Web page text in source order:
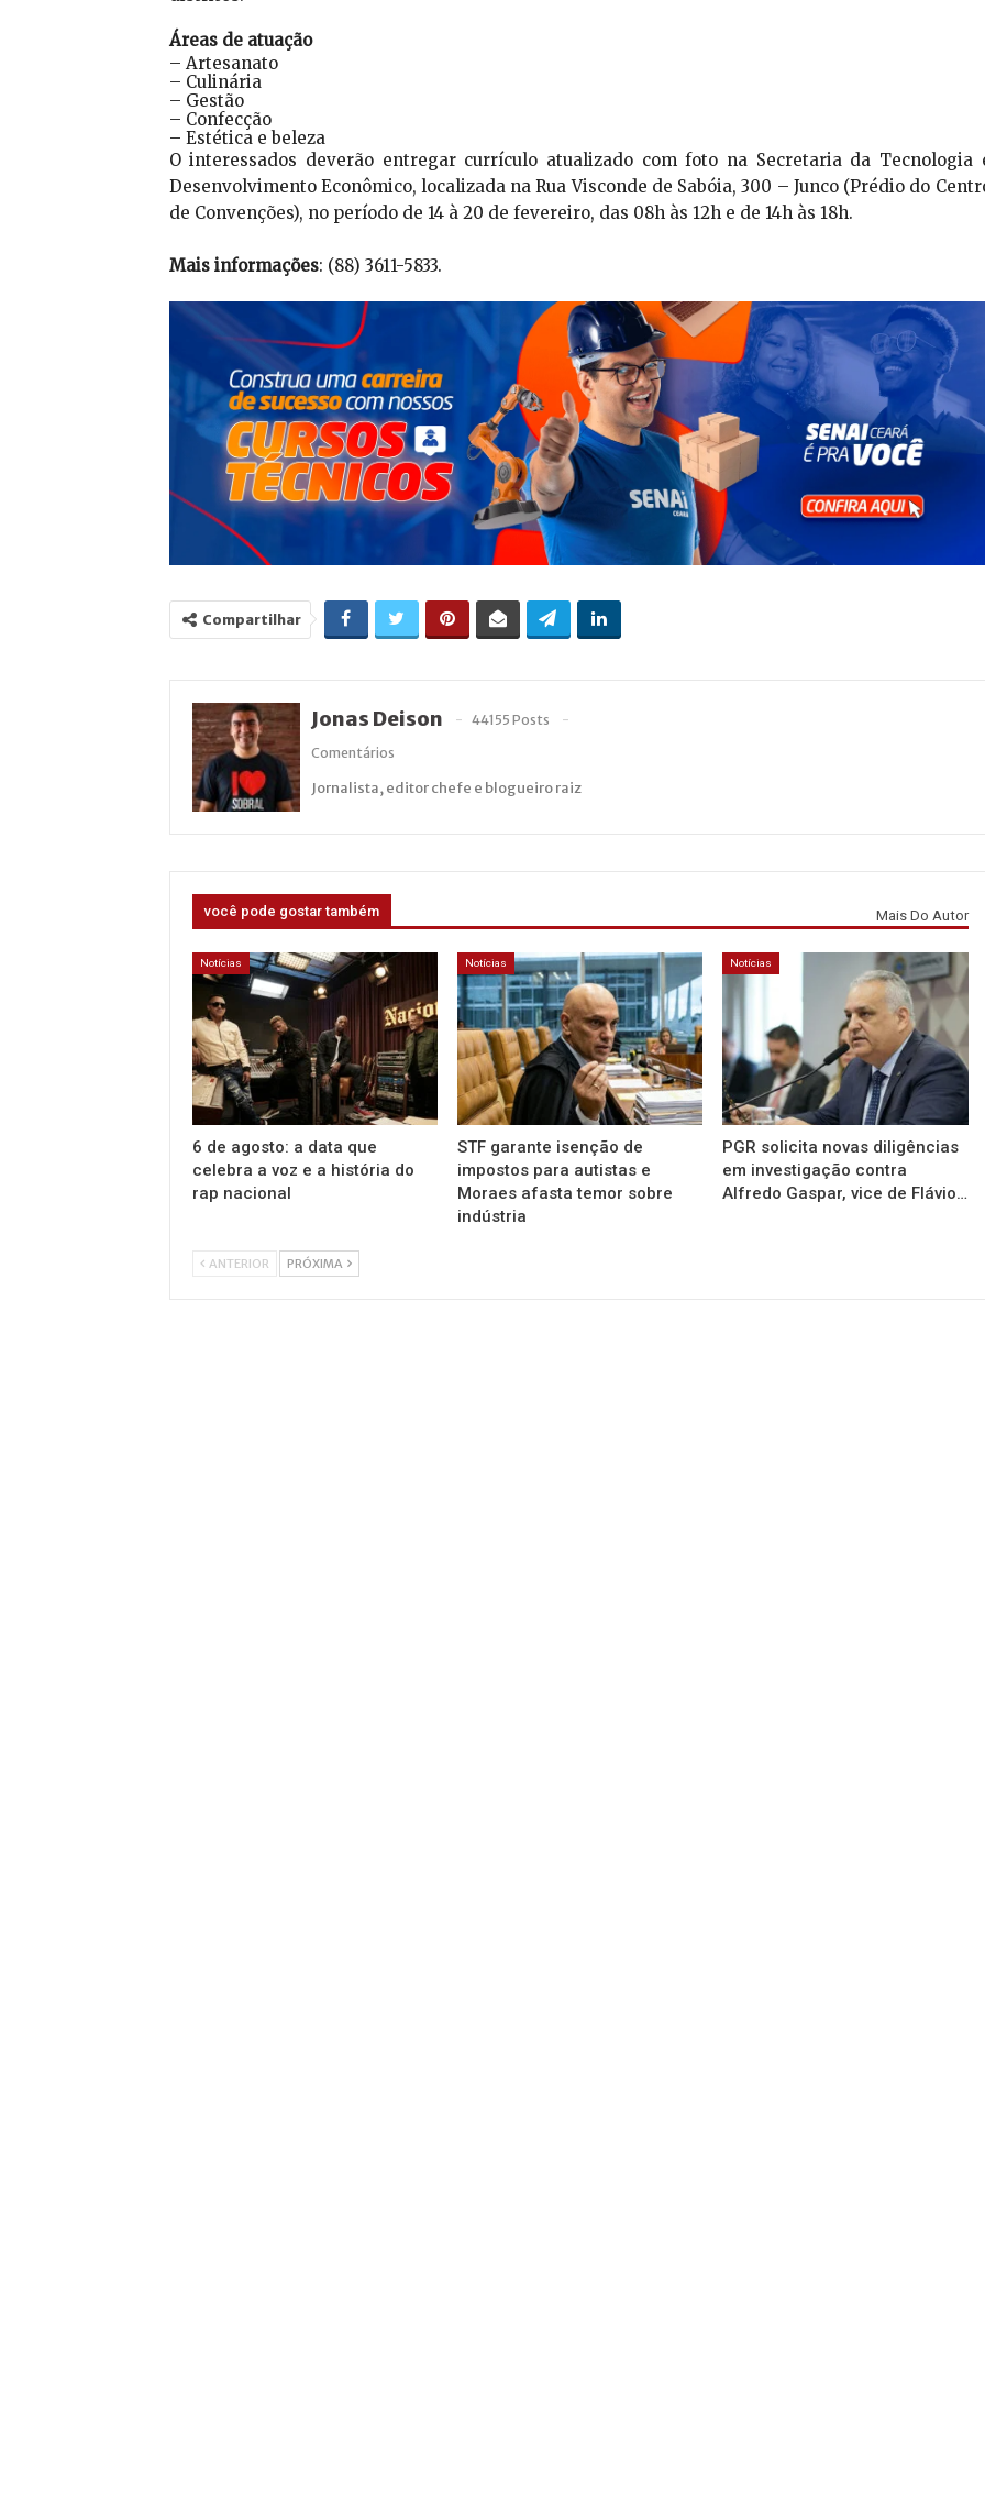
Áreas de atuação
– Artesanato
– Culinária
– Gestão
– Confecção
– Estética e beleza
O interessados deverão entregar currículo atualizado com foto na Secretaria da Tecnologia
Desenvolvimento Econômico, localizada na Rua Visconde de Sabóia, 300 – Junco (Prédio do
de Convenções), no período de 14 à 20 de fevereiro, das 08h às 12h e de 14h às 18h.
Mais informações: (88) 3611-5833.
Compartilhar
Jonas Deison
44155 Posts
Comentários
Jornalista, editor chefe e blogueiro raiz
você pode gostar também Mais Do Autor
Notícias
6 de agosto: a data que
celebra a voz e a história do
rap nacional
Notícias
STF garante isenção de
impostos para autistas e
Moraes afasta temor sobre
indústria
Notícias
PGR solicita novas diligências
em investigação contra
Alfredo Gaspar, vice de Flávio…
ANTERIOR PRÓXIMA